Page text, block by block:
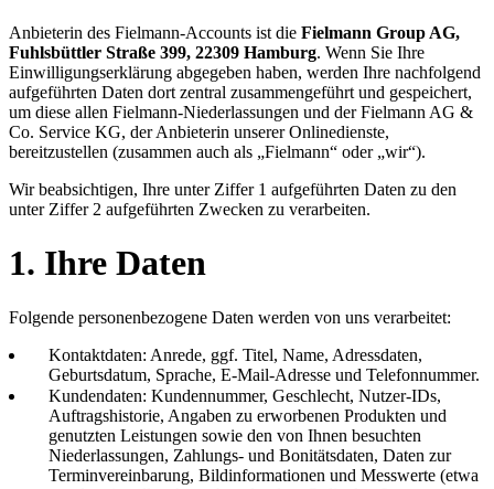
Anbieterin des Fielmann-Accounts ist die Fielmann Group AG,
Fuhlsbüttler Straße 399, 22309 Hamburg. Wenn Sie Ihre
Einwilligungserklärung abgegeben haben, werden Ihre nachfolgend
aufgeführten Daten dort zentral zusammengeführt und gespeichert,
um diese allen Fielmann-Niederlassungen und der Fielmann AG &
Co. Service KG, der Anbieterin unserer Onlinedienste,
bereitzustellen (zusammen auch als „Fielmann“ oder „wir“).
Wir beabsichtigen, Ihre unter Ziffer 1 aufgeführten Daten zu den
unter Ziffer 2 aufgeführten Zwecken zu verarbeiten.
1. Ihre Daten
Folgende personenbezogene Daten werden von uns verarbeitet:
Kontaktdaten: Anrede, ggf. Titel, Name, Adressdaten,
Geburtsdatum, Sprache, E-Mail-Adresse und Telefonnummer.
Kundendaten: Kundennummer, Geschlecht, Nutzer-IDs,
Auftragshistorie, Angaben zu erworbenen Produkten und
genutzten Leistungen sowie den von Ihnen besuchten
Niederlassungen, Zahlungs- und Bonitätsdaten, Daten zur
Terminvereinbarung, Bildinformationen und Messwerte (etwa